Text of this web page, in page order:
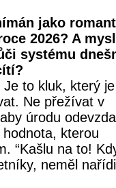
jako
2026? A
systému
to kluk, který
Ne přežívat v
úrodu
kterou
“Kašlu na to!
neměl